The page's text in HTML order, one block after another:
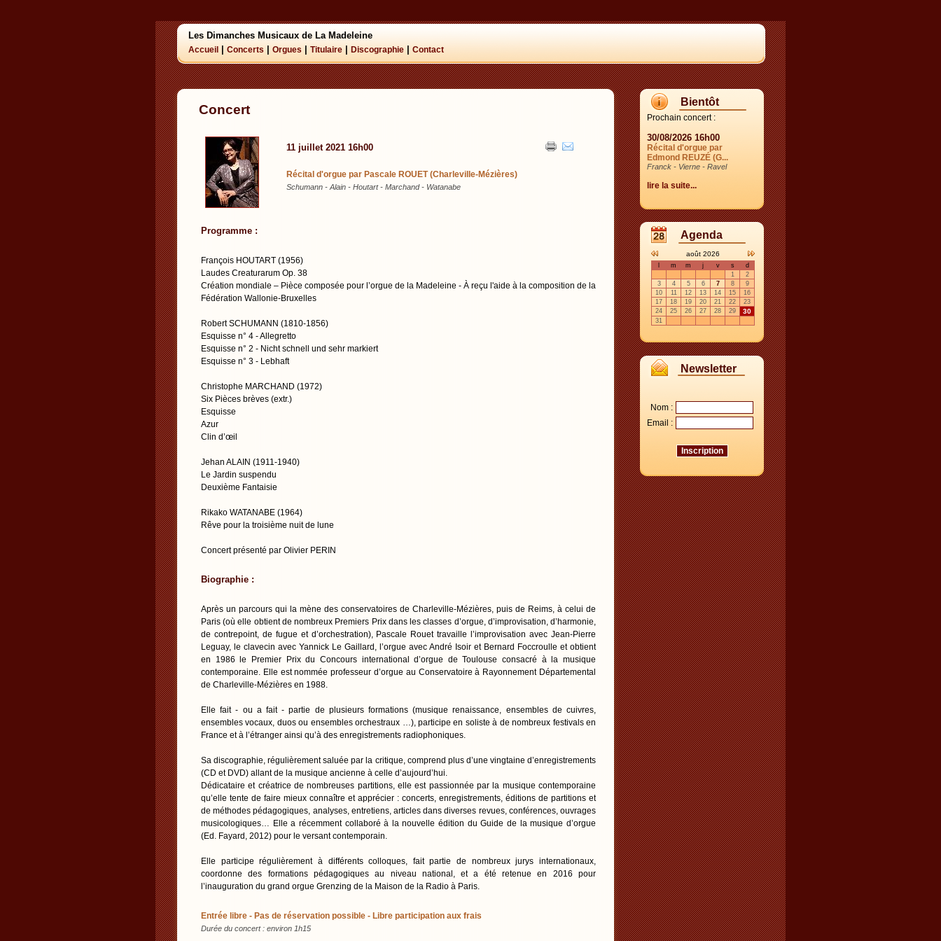
Les Dimanches Musicaux de La Madeleine
Accueil Concerts Orgues Titulaire Discographie Contact
Concert
11 juillet 2021 16h00
Récital d'orgue par Pascale ROUET (Charleville-Mézières)
Schumann - Alain - Houtart - Marchand - Watanabe
Programme :
François HOUTART (1956)
Laudes Creaturarum Op. 38
Création mondiale – Pièce composée pour l’orgue de la Madeleine - À reçu l'aide à la composition de la
Fédération Wallonie-Bruxelles
Robert SCHUMANN (1810-1856)
Esquisse n° 4 - Allegretto
Esquisse n° 2 - Nicht schnell und sehr markiert
Esquisse n° 3 - Lebhaft
Christophe MARCHAND (1972)
Six Pièces brèves (extr.)
Esquisse
Azur
Clin d’œil
Jehan ALAIN (1911-1940)
Le Jardin suspendu
Deuxième Fantaisie
Rikako WATANABE (1964)
Rêve pour la troisième nuit de lune
Concert présenté par Olivier PERIN
Biographie :
Après un parcours qui la mène des conservatoires de Charleville-Mézières, puis de Reims, à celui de
Paris (où elle obtient de nombreux Premiers Prix dans les classes d’orgue, d’improvisation, d’harmonie,
de contrepoint, de fugue et d’orchestration), Pascale Rouet travaille l’improvisation avec Jean-Pierre
Leguay, le clavecin avec Yannick Le Gaillard, l’orgue avec André Isoir et Bernard Foccroulle et obtient
en 1986 le Premier Prix du Concours international d’orgue de Toulouse consacré à la musique
contemporaine. Elle est nommée professeur d’orgue au Conservatoire à Rayonnement Départemental
de Charleville-Mézières en 1988.
Elle fait - ou a fait - partie de plusieurs formations (musique renaissance, ensembles de cuivres,
ensembles vocaux, duos ou ensembles orchestraux …), participe en soliste à de nombreux festivals en
France et à l’étranger ainsi qu’à des enregistrements radiophoniques.
Sa discographie, régulièrement saluée par la critique, comprend plus d’une vingtaine d’enregistrements
(CD et DVD) allant de la musique ancienne à celle d’aujourd’hui.
Dédicataire et créatrice de nombreuses partitions, elle est passionnée par la musique contemporaine
qu’elle tente de faire mieux connaître et apprécier : concerts, enregistrements, éditions de partitions et
de méthodes pédagogiques, analyses, entretiens, articles dans diverses revues, conférences, ouvrages
musicologiques… Elle a récemment collaboré à la nouvelle édition du Guide de la musique d’orgue
(Ed. Fayard, 2012) pour le versant contemporain.
Elle participe régulièrement à différents colloques, fait partie de nombreux jurys internationaux,
coordonne des formations pédagogiques au niveau national, et a été retenue en 2016 pour
l’inauguration du grand orgue Grenzing de la Maison de la Radio à Paris.
Entrée libre - Pas de réservation possible - Libre participation aux frais
Durée du concert : environ 1h15
Bientôt
Prochain concert :
30/08/2026 16h00
Récital d'orgue par
Edmond REUZÉ (G...
Franck - Vierne - Ravel
lire la suite...
Agenda
août 2026
m m j v s
d
1
2
3
4 5 6 7 8
9
10
11 12 13 14 15
16
17
18 19 20 21 22
23
24
25 26 27 28 29 30
31
Newsletter
Nom :
Email :